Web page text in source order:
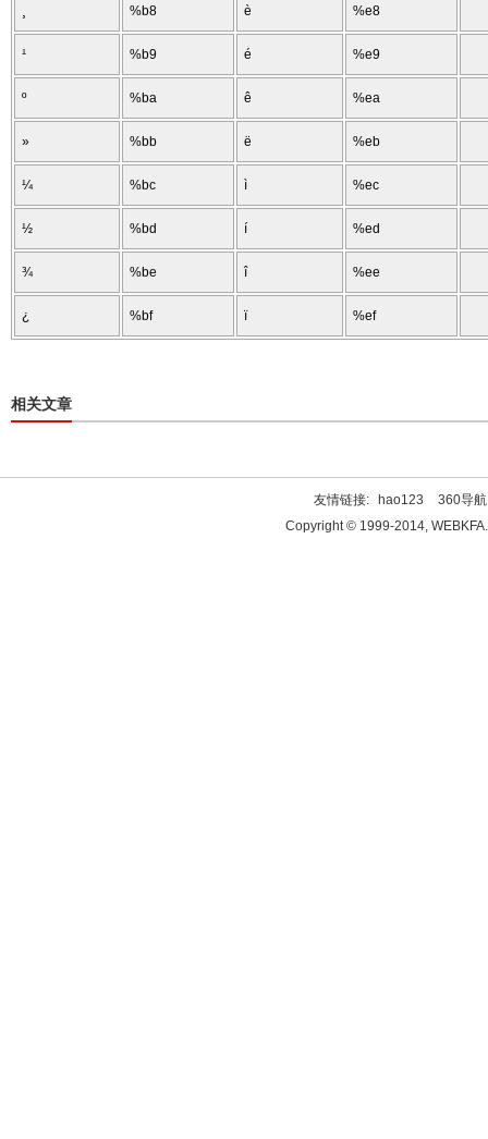
%b8 è %e8
¹ %b9 é %e9
º %ba ê %ea
» %bb ë %eb
¼ %bc ì %ec
½ %bd í %ed
¾ %be î %ee
¿ %bf ï %ef
相关文章
友情链接: hao123
360导航
Copyright © 1999-2014,